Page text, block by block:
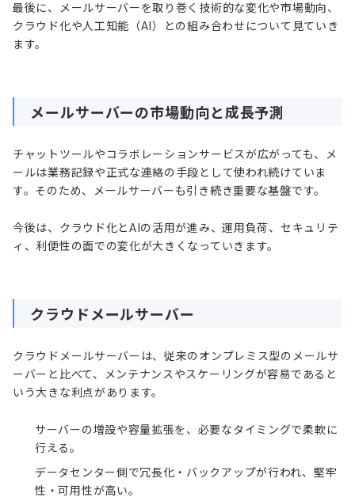
最後に、メールサーバーを取り巻く技術的な変化や市場動向、
クラウド化や人工知能（AI）との組み合わせについて見ていき
ます。
メールサーバーの市場動向と成長予測
チャットツールやコラボレーションサービスが広がっても、メ
ールは業務記録や正式な連絡の手段として使われ続けていま
す。そのため、メールサーバーも引き続き重要な基盤です。
今後は、クラウド化とAIの活用が進み、運用負荷、セキュリテ
ィ、利便性の面での変化が大きくなっていきます。
クラウドメールサーバー
クラウドメールサーバーは、従来のオンプレミス型のメールサ
ーバーと比べて、メンテナンスやスケーリングが容易であると
いう大きな利点があります。
サーバーの増設や容量拡張を、必要なタイミングで柔軟に
行える。
データセンター側で冗長化・バックアップが行われ、堅牢
性・可用性が高い。